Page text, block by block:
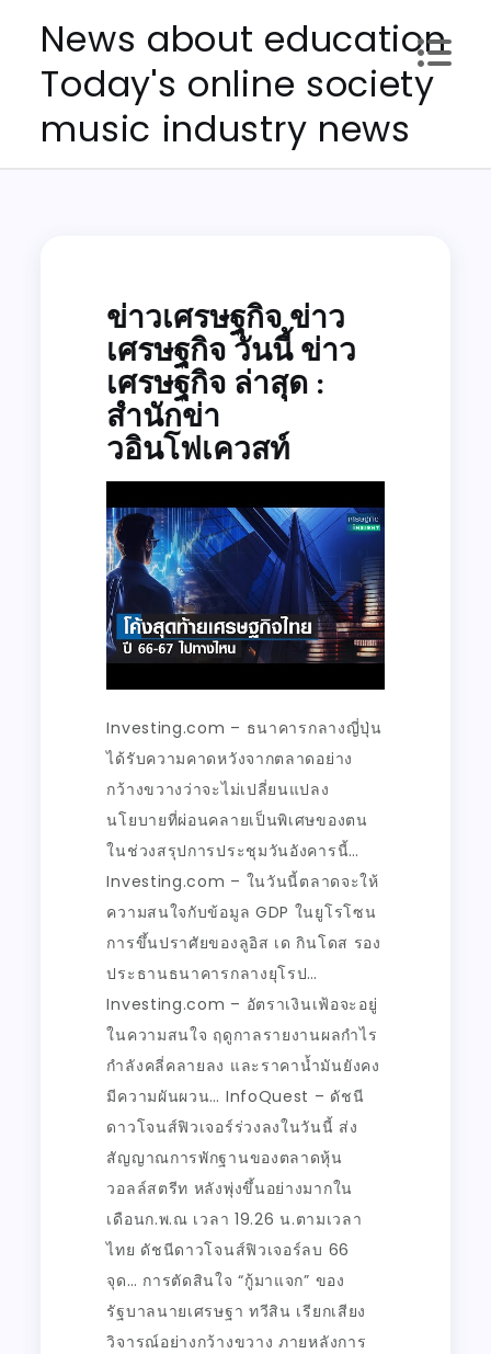
content
News about education
Today's online society
music industry news
ข่าวเศรษฐกิจ ข่าว
เศรษฐกิจ วันนี้ ข่าว
เศรษฐกิจ ล่าสุด :
สำนักข่า
วอินโฟเควสท์
Investing.com – ธนาคารกลางญี่ปุ่น
ได้รับความคาดหวังจากตลาดอย่าง
กว้างขวางว่าจะไม่เปลี่ยนแปลง
นโยบายที่ผ่อนคลายเป็นพิเศษของตน
ในช่วงสรุปการประชุมวันอังคารนี้…
Investing.com – ในวันนี้ตลาดจะให้
ความสนใจกับข้อมูล GDP ในยูโรโซน
การขึ้นปราศัยของลูอิส เด กินโดส รอง
ประธานธนาคารกลางยุโรป…
Investing.com – อัตราเงินเฟ้อจะอยู่
ในความสนใจ ฤดูกาลรายงานผลกำไร
กำลังคลี่คลายลง และราคาน้ำมันยังคง
มีความผันผวน… InfoQuest – ดัชนี
ดาวโจนส์ฟิวเจอร์ร่วงลงในวันนี้ ส่ง
สัญญาณการพักฐานของตลาดหุ้น
วอลล์สตรีท หลังพุ่งขึ้นอย่างมากใน
เดือนก.พ.ณ เวลา 19.26 น.ตามเวลา
ไทย ดัชนีดาวโจนส์ฟิวเจอร์ลบ 66
จุด… การตัดสินใจ “กู้มาแจก” ของ
รัฐบาลนายเศรษฐา ทวีสิน เรียกเสียง
วิจารณ์อย่างกว้างขวาง ภายหลังการ